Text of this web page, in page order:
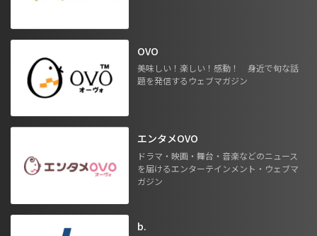
OVO
美味しい！楽しい！感動！ 身近で旬な話
題を発信するウェブマガジン
エンタメOVO
ドラマ・映画・舞台・音楽などのニュース
を届けるエンターテインメント・ウェブマ
ガジン
b.